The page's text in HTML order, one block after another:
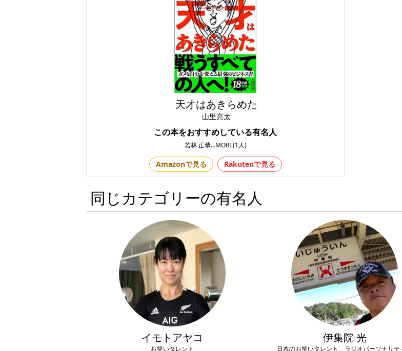
天才はあきらめた
山里亮太
この本をおすすめしている有名人
若林 正恭...MORE(1人)
Amazonで見る Rakutenで見る
同じカテゴリーの有名人
イモトアヤコ
お笑いタレント
伊集院 光
日本のお笑いタレント、ラジオパーソナリテ